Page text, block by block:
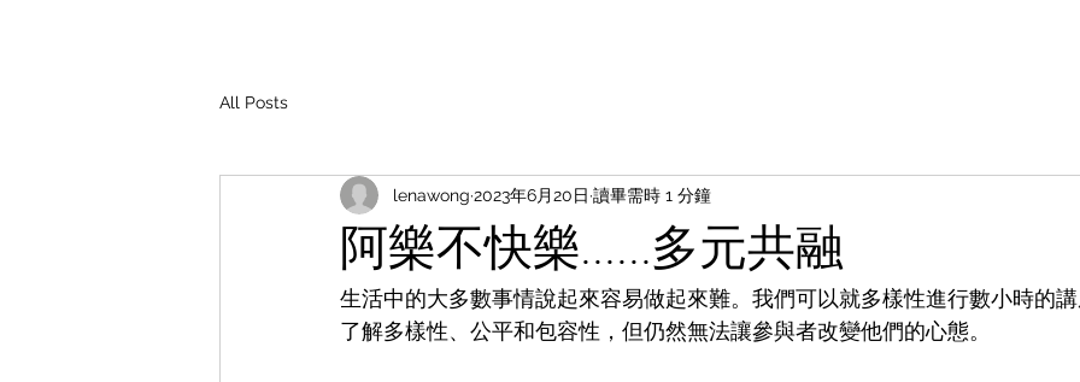
All Posts
阿樂不快樂......多元共融
lenawong 2023年6月20日 讀畢需時 1 分鐘
生活中的大多數事情說起來容易做起來難。我們可以就多樣性進行數小時的
了解多樣性、公平和包容性，但仍然無法讓參與者改變他們的心態。